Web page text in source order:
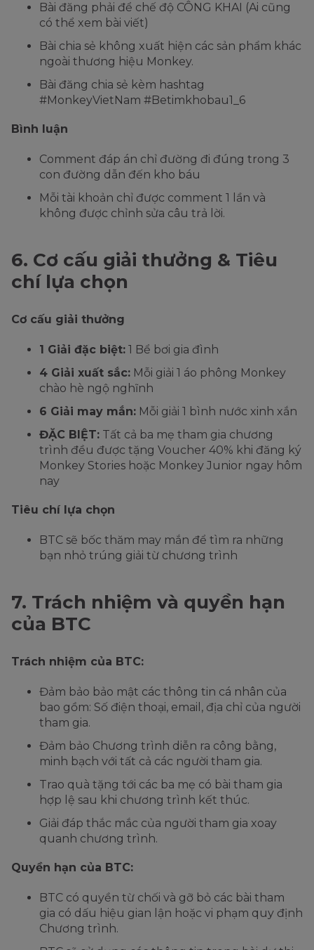
Bài đăng phải để chế độ CÔNG KHAI (Ai cũng
có thể xem bài viết)
Bài chia sẻ không xuất hiện các sản phẩm khác
ngoài thương hiệu Monkey.
Bài đăng chia sẻ kèm hashtag
#MonkeyVietNam #Betimkhobau1_6
Bình luận
Comment đáp án chỉ đường đi đúng trong 3
con đường dẫn đến kho báu
Mỗi tài khoản chỉ được comment 1 lần và
không được chỉnh sửa câu trả lời.
6. Cơ cấu giải thưởng & Tiêu
chí lựa chọn
Cơ cấu giải thưởng
1 Giải đặc biệt: 1 Bể bơi gia đình
4 Giải xuất sắc: Mỗi giải 1 áo phông Monkey
chào hè ngộ nghĩnh
6 Giải may mắn: Mỗi giải 1 bình nước xinh xắn
ĐẶC BIỆT: Tất cả ba mẹ tham gia chương
trình đều được tặng Voucher 40% khi đăng ký
Monkey Stories hoặc Monkey Junior ngay hôm
nay
Tiêu chí lựa chọn
BTC sẽ bốc thăm may mắn để tìm ra những
bạn nhỏ trúng giải từ chương trình
7. Trách nhiệm và quyền hạn
của BTC
Trách nhiệm của BTC:
Đảm bảo bảo mật các thông tin cá nhân của
bao gồm: Số điện thoại, email, địa chỉ của người
tham gia.
Đảm bảo Chương trình diễn ra công bằng,
minh bạch với tất cả các người tham gia.
Trao quà tặng tới các ba mẹ có bài tham gia
hợp lệ sau khi chương trình kết thúc.
Giải đáp thắc mắc của người tham gia xoay
quanh chương trình.
Quyền hạn của BTC:
BTC có quyền từ chối và gỡ bỏ các bài tham
gia có dấu hiệu gian lận hoặc vi phạm quy định
Chương trình.